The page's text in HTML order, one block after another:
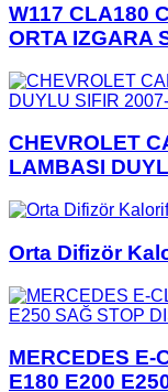
W117 CLA180
ORTA IZGARA
CHEVROLET
LAMBASI
Orta Difizör
MERCEDES E-
E180 E200